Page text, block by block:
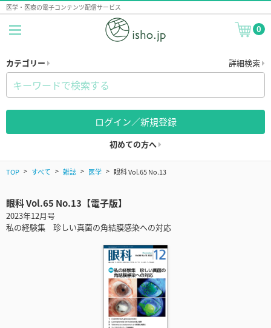
医学・医療の電子コンテンツ配信サービス
0
カテゴリー 詳細検索
ログイン／新規登録
初めての方へ
TOP すべて 雑誌 医学 眼科 Vol.65 No.13
眼科 Vol.65 No.13【電子版】
2023年12月号
私の経験集 珍しい真菌の角結膜感染への対応